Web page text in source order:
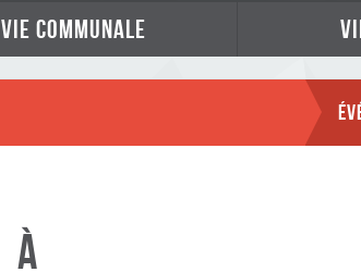
vie communale
à